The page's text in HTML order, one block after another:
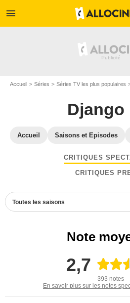
menu
Accueil Séries Séries TV les plus populaires
Django
Accueil Saisons et Episodes
CRITIQUES
CRITIQUES
Toutes les saisons
Note
2,7
393 notes
En savoir plus sur les notes